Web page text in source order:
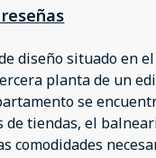
diseño situado en
planta de un
se
de tiendas, el
comodidades